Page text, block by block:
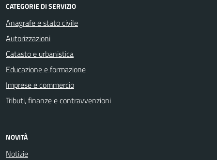
CATEGORIE DI SERVIZIO
Anagrafe e stato civile
Autorizzazioni
Catasto e urbanistica
Educazione e formazione
Imprese e commercio
Tributi, finanze e contravvenzioni
NOVITÀ
Notizie